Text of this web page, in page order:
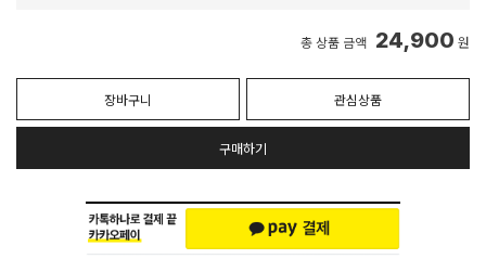
총 상품 금액 24,900 원
장바구니 관심상품
구매하기